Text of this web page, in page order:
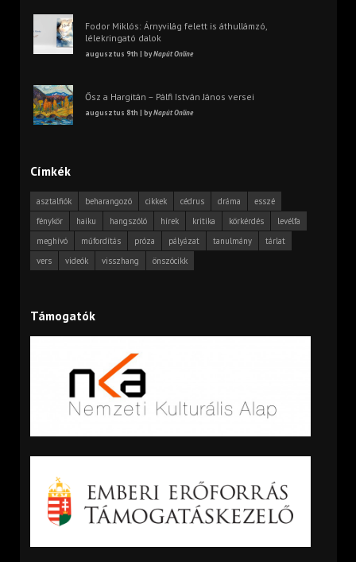
Fodor Miklós: Árnyvilág felett is áthullámzó,
lélekringató dalok
augusztus 9th | byNapút Online
Ősz a Hargitán – Pálfi István János versei
augusztus 8th | byNapút Online
Címkék
asztalfiók beharangozó cikkek cédrus dráma
esszé
fénykör
haiku hangszóló hírek kritika körkérdés
levélfa
meghívó
műfordítás próza pályázat tanulmány
tárlat
vers
videók visszhang önszócikk
Támogatók